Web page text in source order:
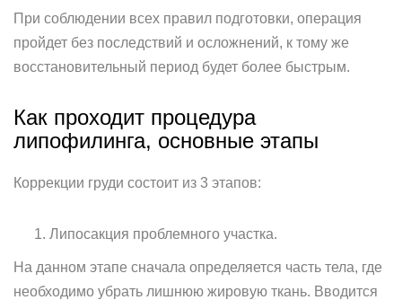
При соблюдении всех правил подготовки, операция
пройдет без последствий и осложнений, к тому же
восстановительный период будет более быстрым.
Как проходит процедура
липофилинга, основные этапы
Коррекции груди состоит из 3 этапов:
Липосакция проблемного участка.
На данном этапе сначала определяется часть тела, где
необходимо убрать лишнюю жировую ткань. Вводится